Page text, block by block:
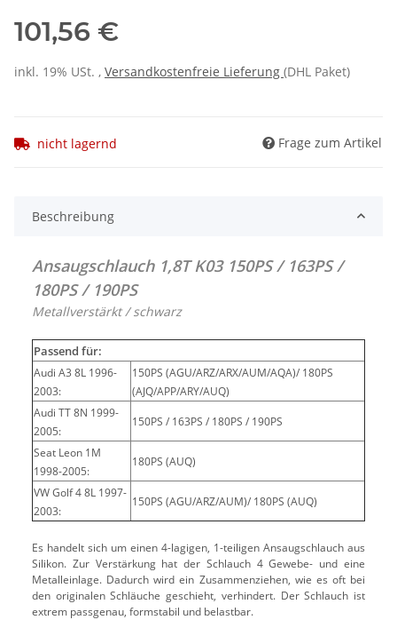
101,56 €
inkl. 19% USt. , Versandkostenfreie Lieferung (DHL Paket)
nicht lagernd Frage zum Artikel
Beschreibung
Ansaugschlauch 1,8T K03 150PS / 163PS /
180PS / 190PS
Metallverstärkt / schwarz
Passend für:
Audi A3 8L 1996-
2003:
150PS (AGU/ARZ/ARX/AUM/AQA)/ 180PS
(AJQ/APP/ARY/AUQ)
Audi TT 8N 1999-
2005:
150PS / 163PS / 180PS / 190PS
Seat Leon 1M
1998-2005:
180PS (AUQ)
VW Golf 4 8L 1997-
2003:
150PS (AGU/ARZ/AUM)/ 180PS (AUQ)
Es handelt sich um einen 4-lagigen, 1-teiligen Ansaugschlauch aus
Silikon. Zur Verstärkung hat der Schlauch 4 Gewebe- und eine
Metalleinlage. Dadurch wird ein Zusammenziehen, wie es oft bei
den originalen Schläuche geschieht, verhindert. Der Schlauch ist
extrem passgenau, formstabil und belastbar.